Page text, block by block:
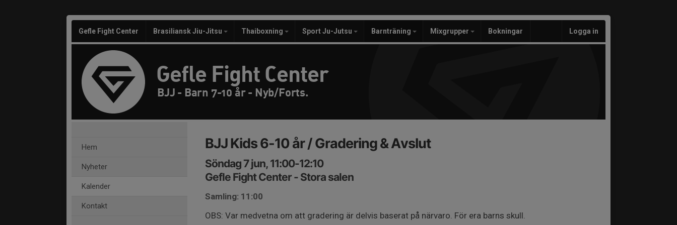
Gefle Fight Center Brasiliansk Jiu-Jitsu Thaiboxning Sport Ju-Jutsu Barnträning Mixgrupper Bokningar Logga in
Gefle Fight Center
BJJ - Barn 7-10 år - Nyb/Forts.
Hem
Nyheter
Kalender
Kontakt
BJJ Kids 6-10 år / Gradering & Avslut
Söndag 7 jun, 11:00-12:10
Gefle Fight Center - Stora salen
Samling: 11:00
OBS: Var medvetna om att gradering är delvis baserat på närvaro. För era barns skull.